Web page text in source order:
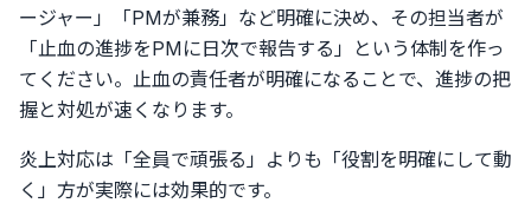
ージャー」「PMが兼務」など明確に決め、その担当者が
「止血の進捗をPMに日次で報告する」という体制を作っ
てください。止血の責任者が明確になることで、進捗の把
握と対処が速くなります。
炎上対応は「全員で頑張る」よりも「役割を明確にして動
く」方が実際には効果的です。